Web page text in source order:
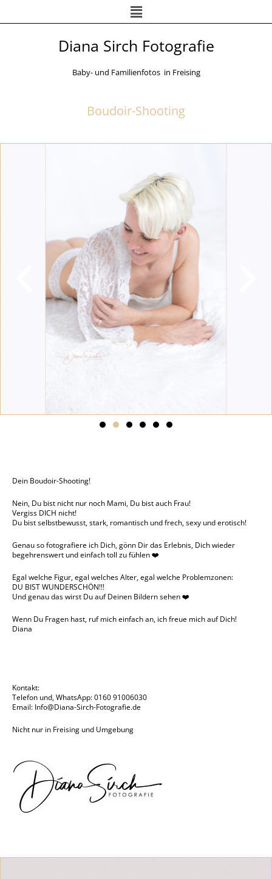
springen
Menü
Diana Sirch Fotografie
Baby- und Familienfotos in Freising
Boudoir-Shooting
Dein Boudoir-Shooting!
Nein, Du bist nicht nur noch Mami, Du bist auch Frau!
Vergiss DICH nicht!
Du bist selbstbewusst, stark, romantisch und frech, sexy und erotisch!
Genau so fotografiere ich Dich, gönn Dir das Erlebnis, Dich wieder
begehrenswert und einfach toll zu fühlen ❤️
Egal welche Figur, egal welches Alter, egal welche Problemzonen:
DU BIST WUNDERSCHÖN!!!
Und genau das wirst Du auf Deinen Bildern sehen ❤️
Wenn Du Fragen hast, ruf mich einfach an, ich freue mich auf Dich!
Diana
Kontakt:
Telefon und, WhatsApp: 0160 91006030
Email: Info@Diana-Sirch-Fotografie.de
Nicht nur in Freising und Umgebung